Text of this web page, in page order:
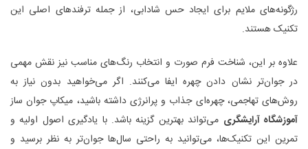
رژگونه‌های ملایم برای ایجاد حس شادابی، از جمله ترفندهای اصلی این
تکنیک هستند.
علاوه بر این، شناخت فرم صورت و انتخاب رنگ‌های مناسب نیز نقش مهمی
در جوان‌تر نشان دادن چهره ایفا می‌کنند. اگر می‌خواهید بدون نیاز به
روش‌های تهاجمی، چهره‌ای جذاب و پرانرژی داشته باشید، میکاپ جوان ساز
آموزشگاه آرایشگری می‌تواند بهترین گزینه باشد. با یادگیری اصول اولیه و
تمرین این تکنیک‌ها، می‌توانید به راحتی سال‌ها جوان‌تر به نظر برسید و